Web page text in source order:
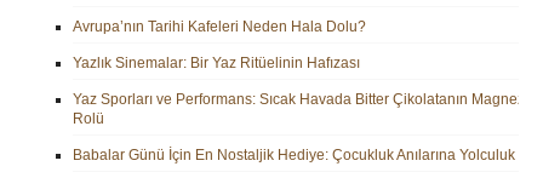
Avrupa’nın Tarihi Kafeleri Neden Hala Dolu?
Yazlık Sinemalar: Bir Yaz Ritüelinin Hafızası
Yaz Sporları ve Performans: Sıcak Havada Bitter Çikolatanın
Rolü
Babalar Günü İçin En Nostaljik Hediye: Çocukluk Anılarına Yolculuk